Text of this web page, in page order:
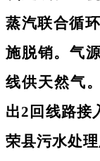
蒸汽联合循
施脱销。气
线供天然气
出2回线路接
荣县污水处